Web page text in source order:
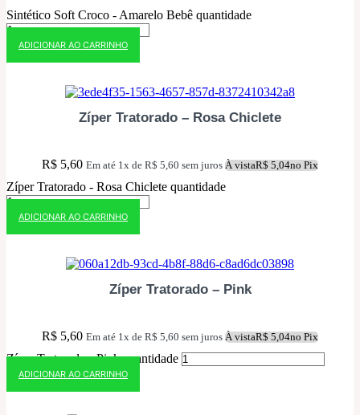
Sintético Soft Croco - Amarelo Bebê quantidade
ADICIONAR AO CARRINHO
Zíper Tratorado – Rosa Chiclete
R$ 5,60 Em até 1x de R$ 5,60 sem juros À vistaR$ 5,04no Pix
Zíper Tratorado - Rosa Chiclete quantidade
ADICIONAR AO CARRINHO
Zíper Tratorado – Pink
R$ 5,60 Em até 1x de R$ 5,60 sem juros À vistaR$ 5,04no Pix
Zíper Tratorado - Pink quantidade
ADICIONAR AO CARRINHO